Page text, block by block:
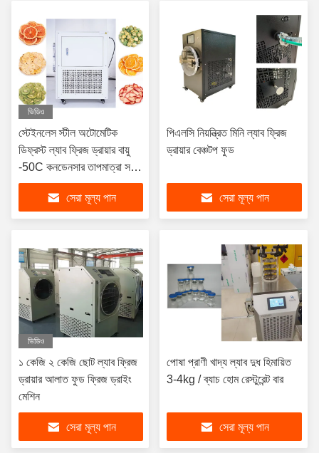
ভিডিও
স্টেইনলেস স্টীল অটোমেটিক
ডিফ্রস্ট ল্যাব ফ্রিজ ড্রায়ার বায়ু
-50C কনডেনসার তাপমাত্রা সঙ্গে
শীতল
সেরা মূল্য পান
পিএলসি নিয়ন্ত্রিত মিনি ল্যাব ফ্রিজ
ড্রায়ার বেঞ্চটপ ফুড
সেরা মূল্য পান
ভিডিও
১ কেজি ২ কেজি ছোট ল্যাব ফ্রিজ
ড্রায়ার আলাত ফুড ফ্রিজ ড্রাইং
মেশিন
সেরা মূল্য পান
পোষা প্রাণী খাদ্য ল্যাব দুধ হিমায়িত
3-4kg / ব্যাচ হোম রেস্টুরেন্ট বার
সেরা মূল্য পান